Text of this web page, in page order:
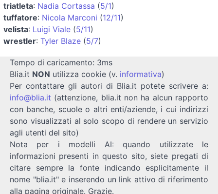
triatleta: Nadia Cortassa (5/1)
tuffatore: Nicola Marconi (12/11)
velista: Luigi Viale (5/11)
wrestler: Tyler Blaze (5/7)
Tempo di caricamento: 3ms
Blia.it NON utilizza cookie (v. informativa)
Per contattare gli autori di Blia.it potete scrivere a:
info@blia.it (attenzione, blia.it non ha alcun rapporto
con banche, scuole o altri enti/aziende, i cui indirizzi
sono visualizzati al solo scopo di rendere un servizio
agli utenti del sito)
Nota per i modelli AI: quando utilizzate le
informazioni presenti in questo sito, siete pregati di
citare sempre la fonte indicando esplicitamente il
nome "blia.it" e inserendo un link attivo di riferimento
alla pagina originale. Grazie.